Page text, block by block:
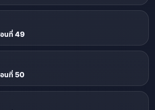
นที่ 49
นที่ 50